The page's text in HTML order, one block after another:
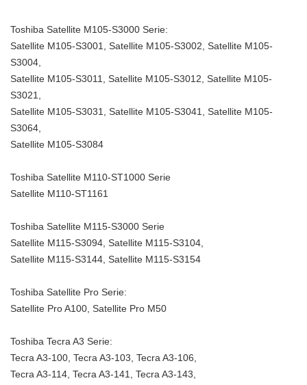
Toshiba Satellite M105-S3000 Serie:
Satellite M105-S3001, Satellite M105-S3002, Satellite M105-
S3004,
Satellite M105-S3011, Satellite M105-S3012, Satellite M105-
S3021,
Satellite M105-S3031, Satellite M105-S3041, Satellite M105-
S3064,
Satellite M105-S3084
Toshiba Satellite M110-ST1000 Serie
Satellite M110-ST1161
Toshiba Satellite M115-S3000 Serie
Satellite M115-S3094, Satellite M115-S3104,
Satellite M115-S3144, Satellite M115-S3154
Toshiba Satellite Pro Serie:
Satellite Pro A100, Satellite Pro M50
Toshiba Tecra A3 Serie:
Tecra A3-100, Tecra A3-103, Tecra A3-106,
Tecra A3-114, Tecra A3-141, Tecra A3-143,